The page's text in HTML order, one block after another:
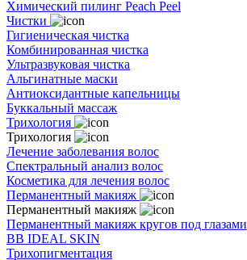
Химический пилинг Peach Peel
Чистки
Гигиеническая чистка
Комбинированная чистка
Ультразвуковая чистка
Альгинатные маски
Антиоксидантные капельницы
Буккальный массаж
Трихология
Трихология
Лечение заболевания волос
Спектральный анализ волос
Косметика для лечения волос
Перманентный макияж
Перманентный макияж
Перманентный макияж кругов под глазами
BB IDEAL SKIN
Трихопигментация